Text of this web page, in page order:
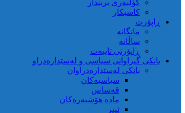
کؤڵبەری بریندار
کاسبکار
ڕاپۆرت
مانگانە
ساڵانە
ڕاپۆرتی تایبەت
بانکی گیراوانی سیاسی و لەسێدارەدراو
بانکی لەسێدارەدراوان
سیاسیەکان
قەساس
مادە هۆشبەرەکان
ئیتر